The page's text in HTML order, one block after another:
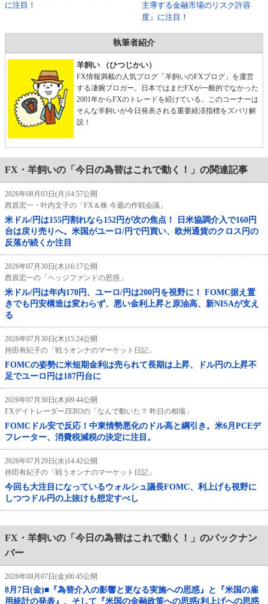
に注目！
主導する金融市場のリスク許容
度』に注目！
執筆者紹介
羊飼い （ひつじかい）
FX情報満載の人気ブログ「羊飼いのFXブログ」を運営
する凄腕ブロガー。日本ではまだFXが一般的でなかった
2001年からFXのトレードを続けている。このコーナーは
そんな羊飼いが今日発表される重要経済指標をズバリ解
説！
FX・羊飼いの「今日の為替はこれで動く！」の関連記事
2026年08月03日(月)14:57公開
西原宏一・叶内文子の「FX＆株 今週の作戦会議」
米ドル/円は155円割れなら152円が次の焦点！ 日米協調介入で160円
台は戻り売りへ。米国がユーロ/円で円買い、欧州通貨のクロス円の
反落が続くか注目
2026年07月30日(木)16:17公開
西原宏一の「ヘッジファンドの思惑」
米ドル/円は年内170円、ユーロ/円は200円を視野に！ FOMC据え置
きでも円安構造は変わらず、悪い金利上昇と原油高、新NISAが支え
る
2026年07月30日(木)15:24公開
持田有紀子の「戦うオンナのマーケット日記」
FOMCの姿勢に米短期金利は売られて長期は上昇、ドル円の上昇不
足でユーロ円は187円台に
2026年07月30日(木)09:44公開
FXデイトレーダーZEROの「なんで動いた？ 昨日の相場」
FOMCドル安で反応！中東情勢悪化のドル高と綱引き。米6月PCEデ
フレーター、消費税減税の決定に注目。
2026年07月29日(水)14:42公開
持田有紀子の「戦うオンナのマーケット日記」
今回も大注目になっているウォルシュ議長FOMC、利上げも視野に
しつつドル円の上抜けも想定すべし
FX・羊飼いの「今日の為替はこれで動く！」のバックナン
バー
2026年08月07日(金)06:45公開
8月7日(金)■『為替介入の影響と更なる実施への思惑』と『米国の雇
用統計の発表』、そして『米国の金融政策への思惑(利上げへの思惑